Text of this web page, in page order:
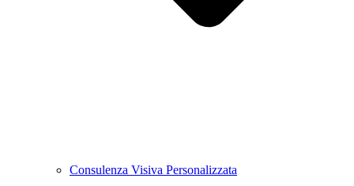
Consulenza Visiva Personalizzata